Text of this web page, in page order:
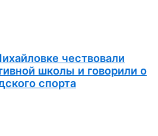
чествовали
школы и говорили о
спорта